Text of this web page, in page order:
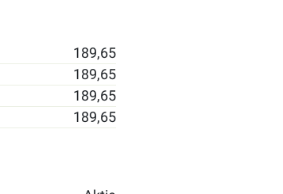
189,65
189,65
189,65
189,65